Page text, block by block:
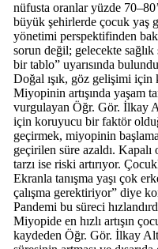
nüfusta oranlar yüzde
büyük şehirlerde çocuk yaş
yönetimi perspektifinden
sorun değil; gelecekte
bir tablo” uyarısında
Doğal ışık, göz gelişimi
Miyopinin artışında yaşam
vurgulayan Öğr. Gör. İlkay
için koruyucu bir faktör
geçirmek, miyopinin
geçirilen süre azaldı. Kapalı
tarzı ise riski artırıyor.
Ekranla tanışma yaşı çok
çalışma gerektiriyor” diye
Pandemi bu süreci
Miyopide en hızlı artışın
kaydeden Öğr. Gör. İlkay